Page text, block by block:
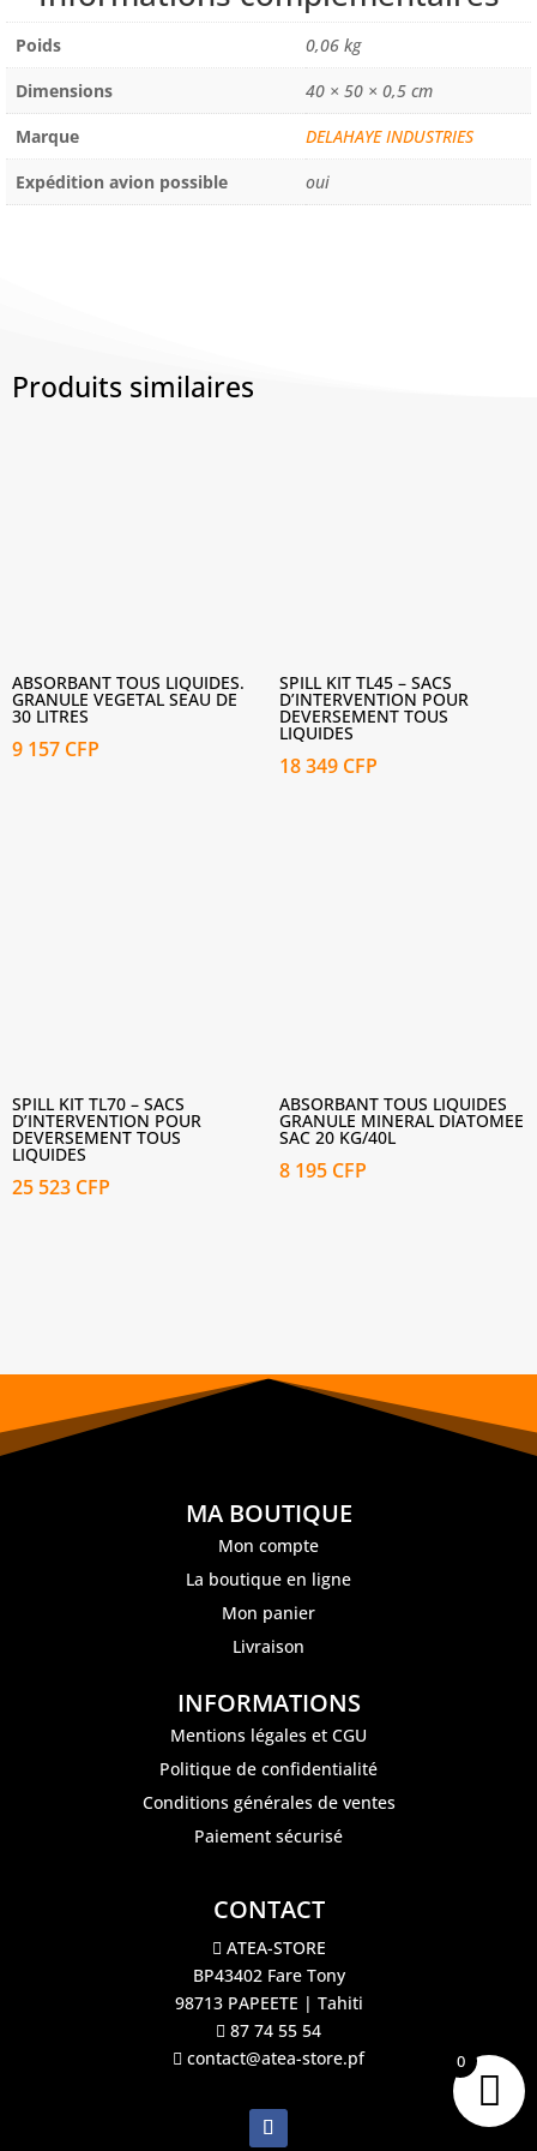
/FEUILLE
Poids
0,06 kg
Dimensions
40 × 50 × 0,5 cm
Marque
DELAHAYE INDUSTRIES
Expédition avion possible
oui
Produits similaires
ABSORBANT TOUS LIQUIDES.
GRANULE VEGETAL SEAU DE
30 LITRES
9 157 CFP
SPILL KIT TL45 – SACS
D’INTERVENTION POUR
DEVERSEMENT TOUS
LIQUIDES
18 349 CFP
SPILL KIT TL70 – SACS
D’INTERVENTION POUR
DEVERSEMENT TOUS
LIQUIDES
25 523 CFP
ABSORBANT TOUS LIQUIDES
GRANULE MINERAL DIATOMEE
SAC 20 KG/40L
8 195 CFP
MA BOUTIQUE
Mon compte
La boutique en ligne
Mon panier
Livraison
INFORMATIONS
Mentions légales et CGU
Politique de confidentialité
Conditions générales de ventes
Paiement sécurisé
CONTACT
ATEA-STORE
BP43402 Fare Tony
98713 PAPEETE | Tahiti
87 74 55 54
contact@atea-store.pf
0